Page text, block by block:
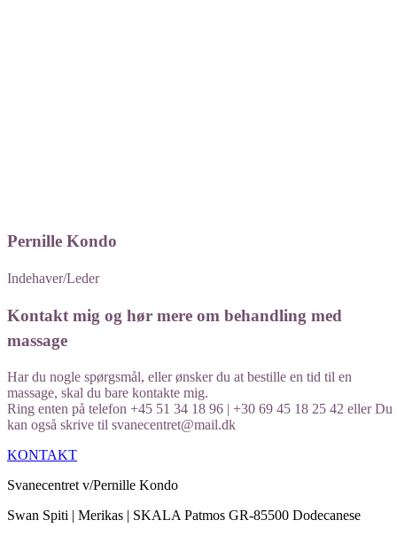
​Pernille Kondo
Indehaver/Leder
Kontakt mig og hør mere om behandling med
massage​
Har du nogle spørgsmål, eller ønsker du at bestille en tid til en
massage, skal du bare kontakte mig.
Ring enten på telefon +45 51 34 18 96 | +30 69 45 18 25 42 eller Du
kan også skrive til svanecentret@mail.dk
KONTAKT
Svanecentret v/Pernille Kondo
Swan Spiti | Merikas | SKALA Patmos GR-85500 Dodecanese